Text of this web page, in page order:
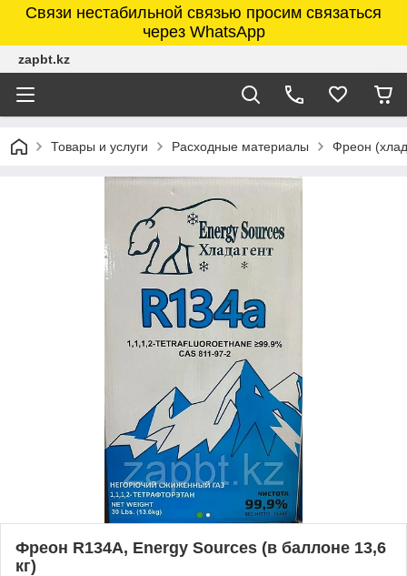
Связи нестабильной связью просим связаться
через WhatsApp
zapbt.kz
Товары и услуги Расходные материалы Фреон
Фреон R134A, Energy Sources (в баллоне 13,6
кг)